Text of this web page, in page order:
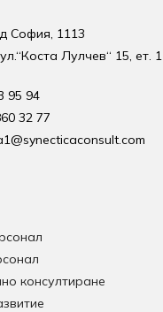
София, 1113
Лулчев“ 15, ет. 1
95 94
32 77
консултиране